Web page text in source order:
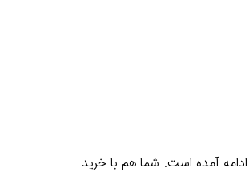
ادامه آمده است. شما هم با خرید